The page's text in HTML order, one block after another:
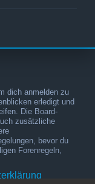
dich anmelden zu
erledigt und
Die Board-
zusätzliche
bevor du
Forenregeln,